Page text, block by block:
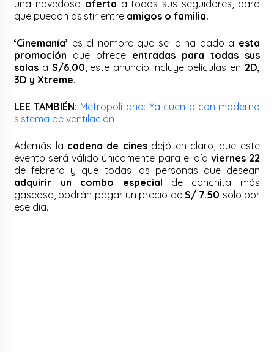
una novedosa oferta a todos sus seguidores, para
que puedan asistir entre amigos o familia.
‘Cinemanía’ es el nombre que se le ha dado a esta
promoción que ofrece entradas para todas sus
salas a S/6.00 , este anuncio incluye películas en 2D,
3D y Xtreme.
LEE TAMBIÉN: Metropolitano: Ya cuenta con moderno
sistema de ventilación
Además la cadena de cinesdejó en claro, que este
evento será válido únicamente para el día viernes 22
de febrero y que todas las personas que desean
adquirir un combo especial de canchita más
gaseosa, podrán pagar un precio de S/ 7.50 solo por
ese día.